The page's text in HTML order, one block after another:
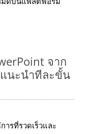
จาก
แนะนำทีละขั้น
ารที่รวดเร็วและ